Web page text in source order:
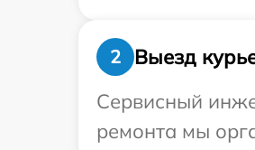
2
Выезд
Сервисный
ремонта мы